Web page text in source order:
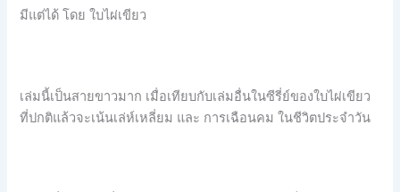
มีแต่ได้ โดย ใบไผ่เขียว
เล่มนี้เป็นสายขาวมาก เมื่อเทียบกับเล่มอื่นในซีรี่ย์ของใบไผ่เขียว
ที่ปกติแล้วจะเน้นเล่ห์เหลี่ยม และ การเฉือนคม ในชีวิตประจำวัน